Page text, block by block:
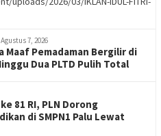
Agustus 7, 2026
Maaf Pemadaman Bergilir di
Dua PLTD Pulih Total
81 RI, PLN Dorong
di SMPN1 Palu Lewat